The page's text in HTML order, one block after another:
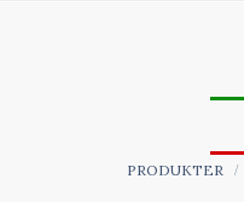
PRODUKTER